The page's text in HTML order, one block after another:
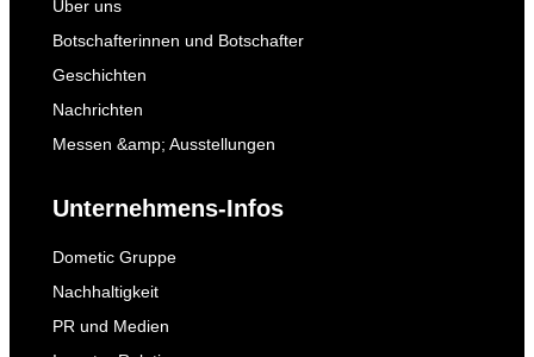
Über uns
Botschafterinnen und Botschafter
Geschichten
Nachrichten
Messen &amp; Ausstellungen
Unternehmens-Infos
Dometic Gruppe
Nachhaltigkeit
PR und Medien